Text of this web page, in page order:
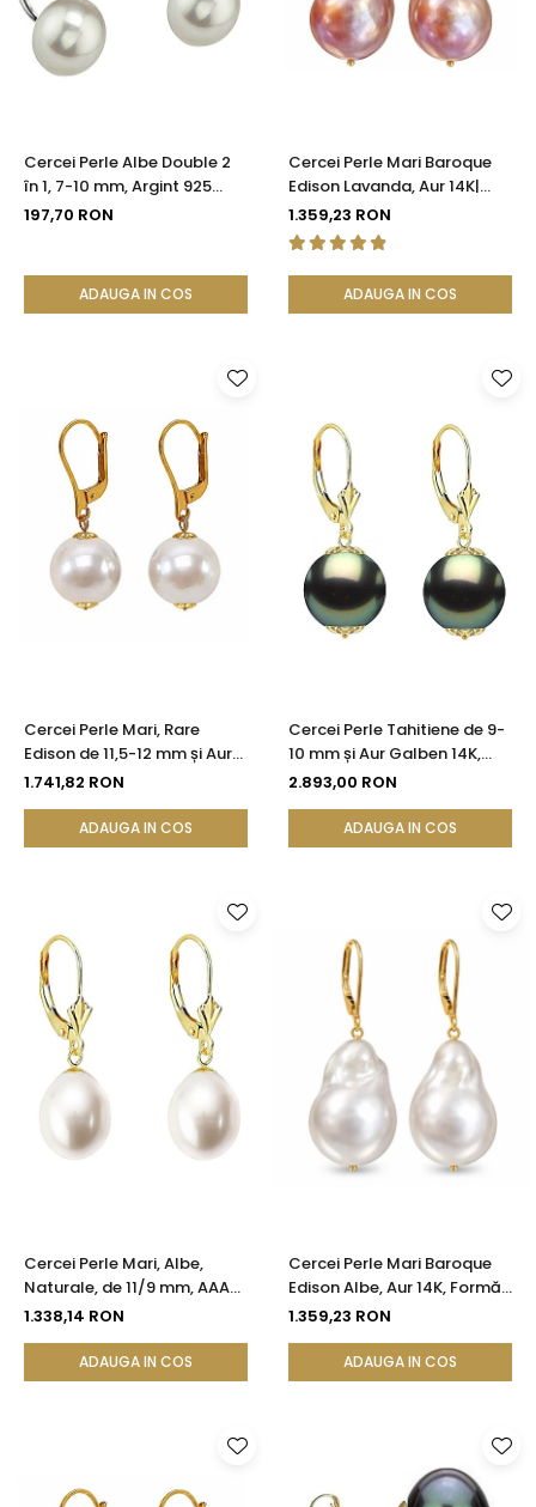
Seturi Perle cu Argint
Brățări cu Perle
Pandantive cu Perle
Cercei Perle Albe Double 2
în 1, 7-10 mm, Argint 925
Placat cu Platină |
197,70 RON
ADAUGA IN COS
Cercei Perle Mari Baroque
Edison Lavanda, Aur 14K|
KASKADDA®
1.359,23 RON
ADAUGA IN COS
Cercei Perle Mari, Rare
Edison de 11,5-12 mm și Aur
Galben 14K, Bijuterie de
1.741,82 RON
ADAUGA IN COS
Cercei Perle Tahitiene de 9-
10 mm și Aur Galben 14K,
Forma Rotundă |
2.893,00 RON
ADAUGA IN COS
Cercei Perle Mari, Albe,
Naturale, de 11/9 mm, AAA+,
Aur 14K (aur 585), Forma
1.338,14 RON
ADAUGA IN COS
Cercei Perle Mari Baroque
Edison Albe, Aur 14K, Formă
Organică | KASKADDA®
1.359,23 RON
ADAUGA IN COS